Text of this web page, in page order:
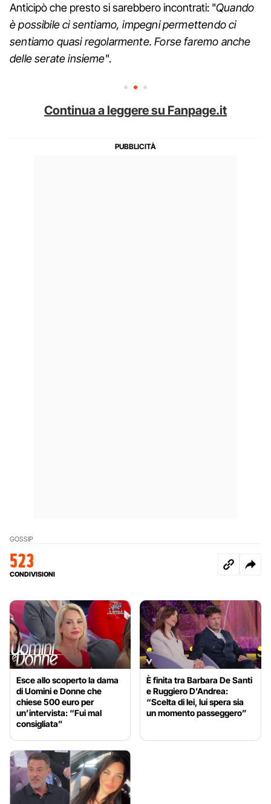
Anticipò che presto si sarebbero incontrati: "Quando
è possibile ci sentiamo, impegni permettendo ci
sentiamo quasi regolarmente. Forse faremo anche
delle serate insieme".
Continua a leggere su Fanpage.it
GOSSIP
523
CONDIVISIONI
Esce allo scoperto la dama
di Uomini e Donne che
chiese 500 euro per
un’intervista: “Fui mal
consigliata”
È finita tra Barbara De Santi
e Ruggiero D’Andrea:
“Scelta di lei, lui spera sia
un momento passeggero”